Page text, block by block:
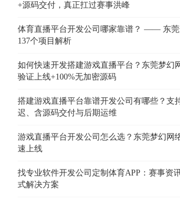
+源码交付，真正扛过赛事洪峰
体育直播平台开发公司哪家靠谱？ —— 东
137个项目解析
如何快速开发搭建游戏直播平台？东莞梦幻
验证上线+100%无加密源码
搭建游戏直播平台靠谱开发公司有哪些？支
迟、含源码交付与后期运维
游戏直播平台开发公司怎么选？东莞梦幻网
速上线
找专业软件开发公司定制体育APP：赛事资
式解决方案